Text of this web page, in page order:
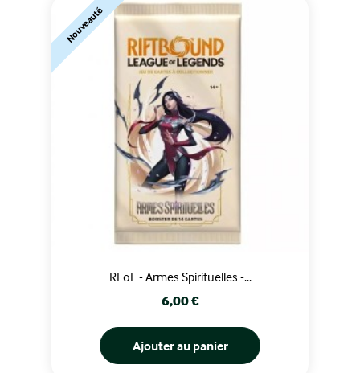
RLoL - Armes Spirituelles -...
Prix
6,00 €
Ajouter au panier
Nouveauté